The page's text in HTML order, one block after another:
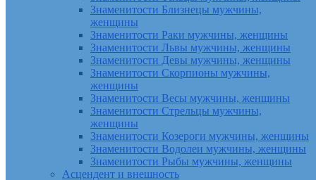
Знаменитости Близнецы мужчины,
женщины
Знаменитости Раки мужчины, женщины
Знаменитости Львы мужчины, женщины
Знаменитости Девы мужчины, женщины
Знаменитости Скорпионы мужчины,
женщины
Знаменитости Весы мужчины, женщины
Знаменитости Стрельцы мужчины,
женщины
Знаменитости Козероги мужчины, женщины
Знаменитости Водолеи мужчины, женщины
Знаменитости Рыбы мужчины, женщины
Асцендент и внешность